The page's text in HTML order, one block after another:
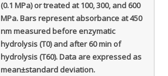
(0.1 MPa) or treated at 100, 300, and 600
MPa. Bars represent absorbance at 450
nm measured before enzymatic
hydrolysis (T0) and after 60 min of
hydrolysis (T60). Data are expressed as
mean±standard deviation.